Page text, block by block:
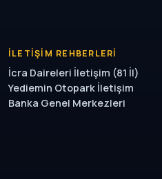
İLETIŞIM REHBERLERI
İcra Daireleri İletişim (81 İl)
Yediemin Otopark İletişim
Banka Genel Merkezleri